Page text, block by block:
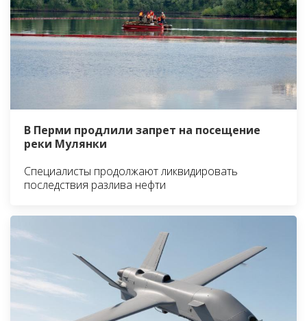
В Перми продлили запрет на посещение
реки Мулянки
Специалисты продолжают ликвидировать
последствия разлива нефти